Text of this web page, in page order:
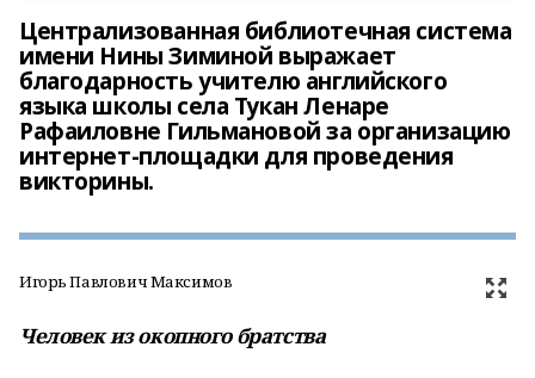
Централизованная библиотечная система
имени Нины Зиминой выражает
благодарность учителю английского
языка школы села Тукан Ленаре
Рафаиловне Гильмановой за организацию
интернет-площадки для проведения
викторины.
Игорь Павлович Максимов
Человек из окопного братства